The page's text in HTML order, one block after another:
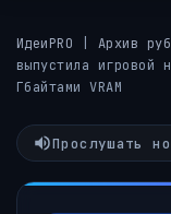
ИдеиPRO Архив
выпустила игровой
Гбайтами VRAM
Прослушать